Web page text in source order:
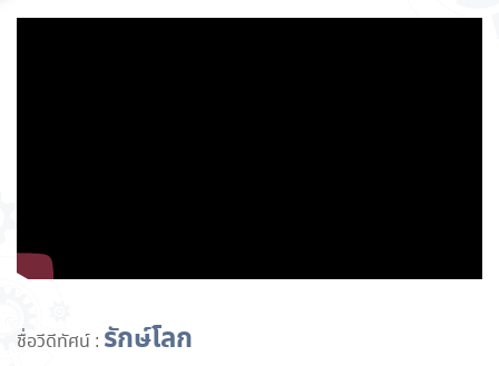
ชื่อวีดีทัศน์ : รักษ์โลก